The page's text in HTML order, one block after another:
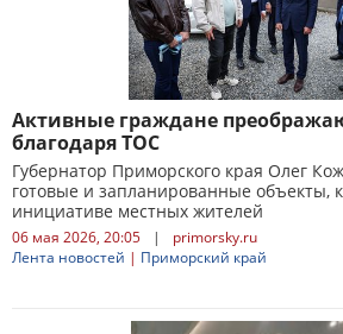
Активные граждане
благодаря ТОС
Губернатор Приморского края Олег
готовые и запланированные объекты,
инициативе местных жителей
06 мая 2026, 20:05 |
primorsky.ru
Лента новостей | Приморский край